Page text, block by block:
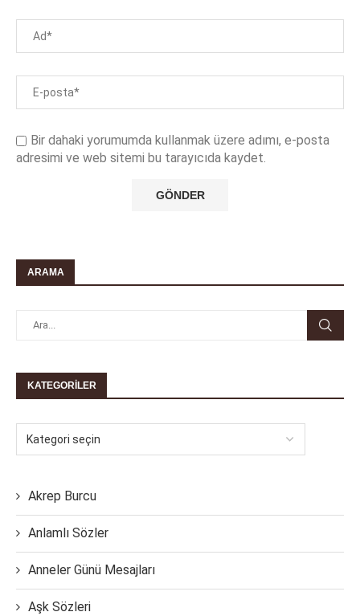
Bir dahaki yorumumda kullanmak üzere adımı, e-posta
adresimi ve web sitemi bu tarayıcıda kaydet.
ARAMA
KATEGORILER
Akrep Burcu
Anlamlı Sözler
Anneler Günü Mesajları
Aşk Sözleri